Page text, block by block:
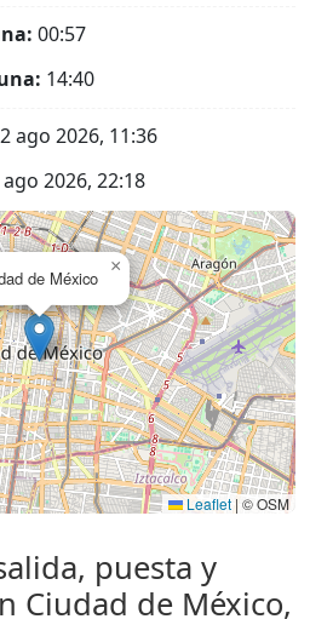
00:57
14:40
ago 2026, 11:36
2026, 22:18
de México
×
Leaflet |© OSM
puesta y
Ciudad de México,